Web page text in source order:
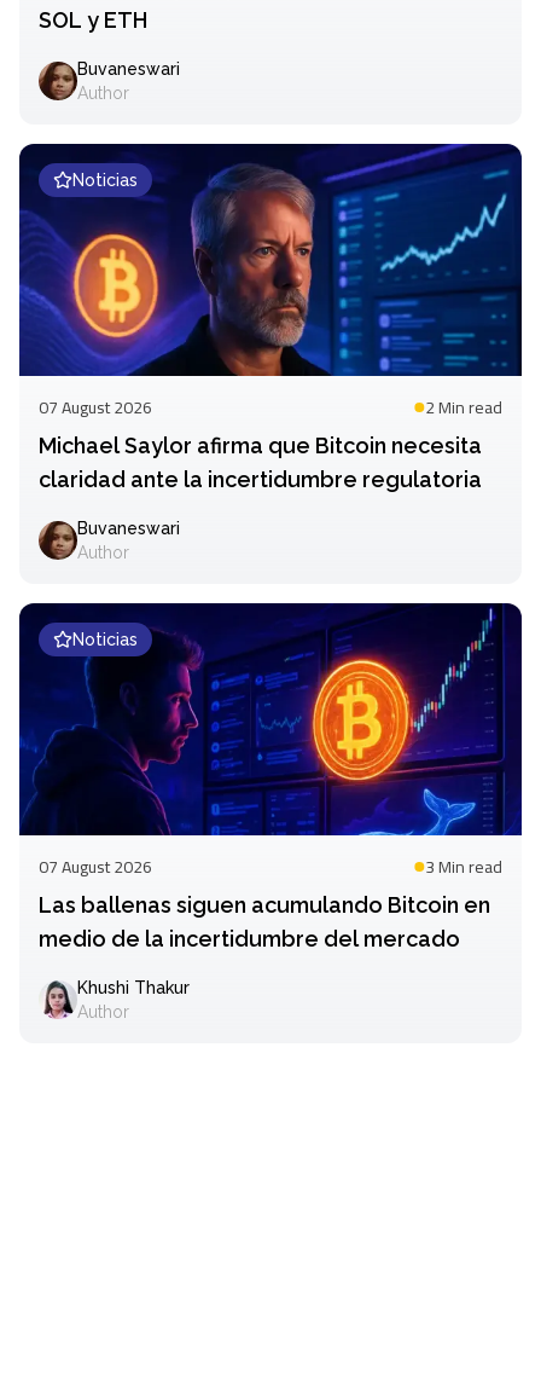
SOL y ETH
Buvaneswari
Author
Noticias
07 August 2026 2 Minread
Michael Saylor afirma que Bitcoin necesita
claridad ante la incertidumbre regulatoria
Buvaneswari
Author
Noticias
07 August 2026 3 Minread
Las ballenas siguen acumulando Bitcoin en
medio de la incertidumbre del mercado
Khushi Thakur
Author